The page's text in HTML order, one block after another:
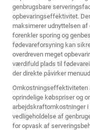
genbrugsbare
opbevaringseffektivitet.
maksimerer udnyttelsen
forenkler sporing og
fødevareforsyning kan
overdreven meget
værdifuld plads til
der direkte påvirker
Omkostningseffektiviteten
oprindelige købspriser og
arbejdskraftomkostninger
vedligeholdelse af
for opvask af